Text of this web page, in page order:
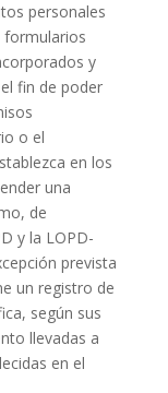
personales
formularios
y
fin de poder
o el
en los
una
de
y la LOPD-
prevista
un registro de
según sus
llevadas a
en el